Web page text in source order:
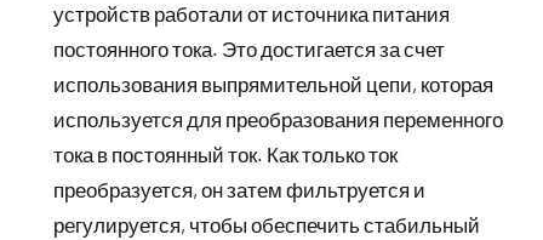
устройств работали от источника питания
постоянного тока. Это достигается за счет
использования выпрямительной цепи, которая
используется для преобразования переменного
тока в постоянный ток. Как только ток
преобразуется, он затем фильтруется и
регулируется, чтобы обеспечить стабильный